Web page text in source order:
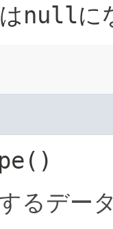
nullに
るデー